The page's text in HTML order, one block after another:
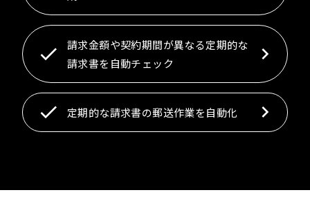
請求金額や契約期間が異なる定期的な
請求書を自動チェック
定期的な請求書の郵送作業を自動化